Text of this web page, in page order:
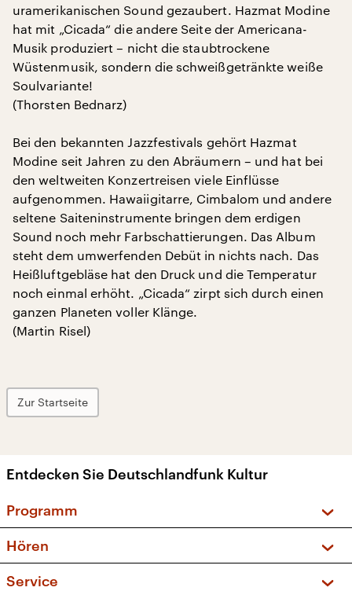
uramerikanischen Sound gezaubert. Hazmat Modine
hat mit „Cicada“ die andere Seite der Americana-
Musik produziert – nicht die staubtrockene
Wüstenmusik, sondern die schweißgetränkte weiße
Soulvariante!
(Thorsten Bednarz)
Bei den bekannten Jazzfestivals gehört Hazmat
Modine seit Jahren zu den Abräumern – und hat bei
den weltweiten Konzertreisen viele Einflüsse
aufgenommen. Hawaiigitarre, Cimbalom und andere
seltene Saiteninstrumente bringen dem erdigen
Sound noch mehr Farbschattierungen. Das Album
steht dem umwerfenden Debüt in nichts nach. Das
Heißluftgebläse hat den Druck und die Temperatur
noch einmal erhöht. „Cicada“ zirpt sich durch einen
ganzen Planeten voller Klänge.
(Martin Risel)
Zur Startseite
Entdecken Sie Deutschlandfunk Kultur
Programm
Sendungen und Podcasts
Hören
Service